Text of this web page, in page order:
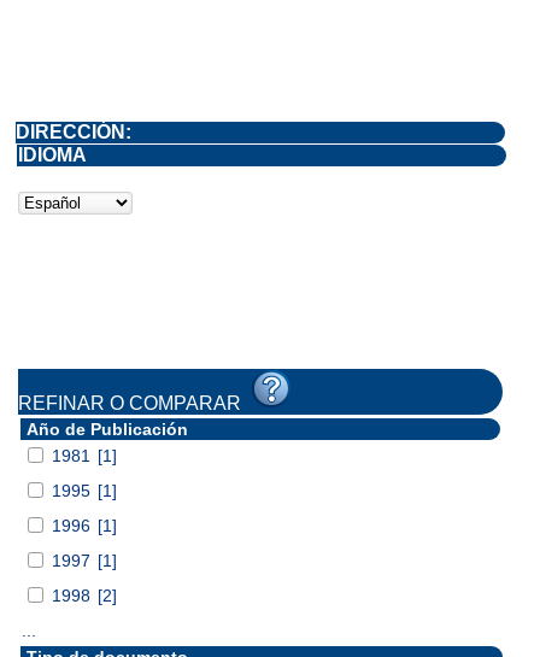
DIRECCIÓN:
IDIOMA
REFINAR O COMPARAR
Año de Publicación
1981
[1]
1995 [1]
1996 [1]
1997 [1]
1998 [2]